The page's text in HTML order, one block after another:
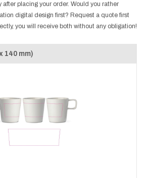
placing your order. Would you rather
digital design first? Request a quote first
you will receive both without any obligation!
140 mm)